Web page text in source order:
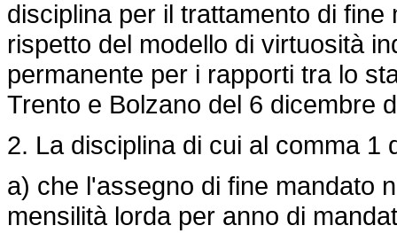
disciplina per il trattamento di
rispetto del modello di virtuosità
permanente per i rapporti tra lo
Trento e Bolzano del 6 dicembre
2. La disciplina di cui al comma 1
a) che l'assegno di fine mandato
mensilità lorda per anno di